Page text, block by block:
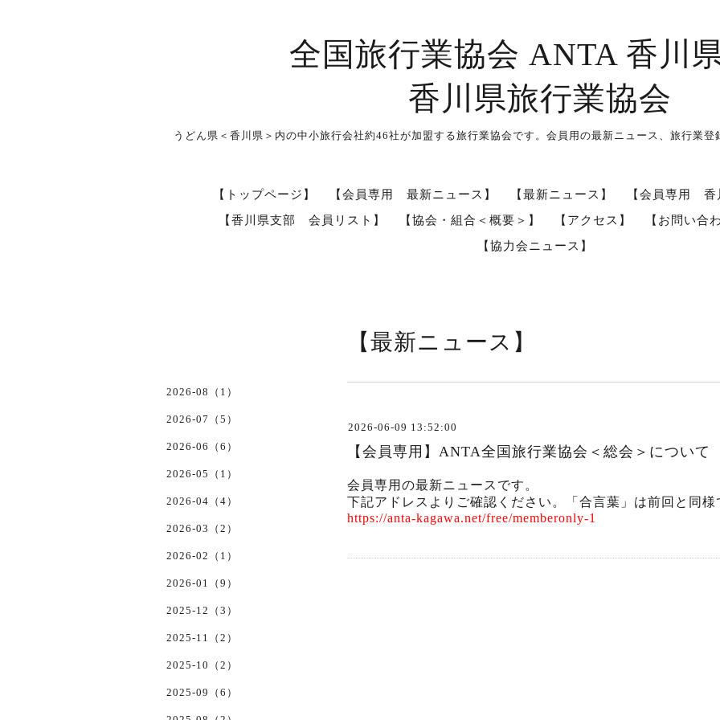
全国旅行業協会 ANTA 香川
香川県旅行業協会
うどん県＜香川県＞内の中小旅行会社約46社が加盟する旅行業協会です。会員用の最新ニュース、旅行業
【トップページ】 【会員専用 最新ニュース】 【最新ニュース】
【会員専用 香
【香川県支部 会員リスト】
【協会・組合＜概要＞】 【アクセス】
【お問い合
【協力会ニュース】
【最新ニュース】
2026-06-09 13:52:00
【会員専用】ANTA全国旅行業協会＜総会＞について
会員専用の最新ニュースです。
下記アドレスよりご確認ください。「合言葉」は前回と同様
https://anta-kagawa.net/free/memberonly-1
2026-08（1）
2026-07（5）
2026-06（6）
2026-05（1）
2026-04（4）
2026-03（2）
2026-02（1）
2026-01（9）
2025-12（3）
2025-11（2）
2025-10（2）
2025-09（6）